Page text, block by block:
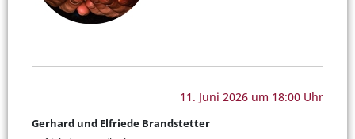
11. Juni 2026 um 18:00 Uhr
Gerhard und Elfriede Brandstetter